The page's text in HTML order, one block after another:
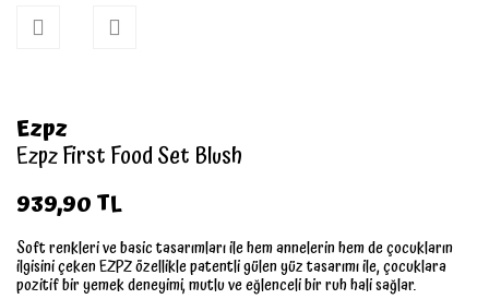
Ezpz
Ezpz First Food Set Blush
939,90 TL
Soft renkleri ve basic tasarımları ile hem annelerin hem de çocukların
ilgisini çeken EZPZ özellikle patentli gülen yüz tasarımı ile, çocuklara
pozitif bir yemek deneyimi, mutlu ve eğlenceli bir ruh hali sağlar.